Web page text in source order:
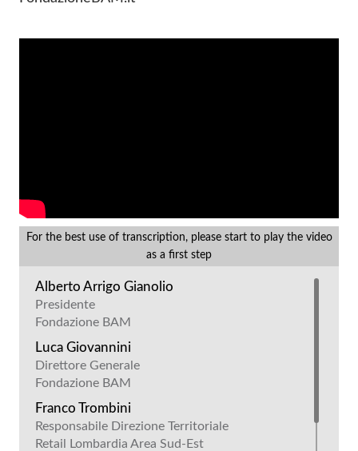
For the best use of transcription, please start to play the video
as a first step
Alberto Arrigo Gianolio
Presidente
Fondazione BAM
Luca Giovannini
Direttore Generale
Fondazione BAM
Franco Trombini
Responsabile Direzione Territoriale
Retail Lombardia Area Sud-Est